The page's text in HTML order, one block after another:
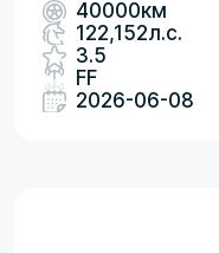
40000км
122,152л.с.
3.5
FF
2026-06-08